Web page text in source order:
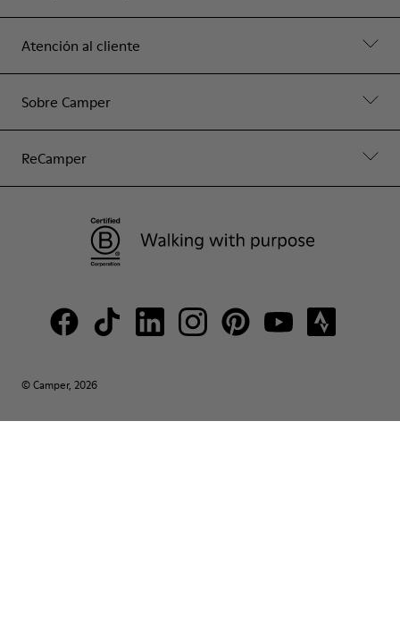
Atención al cliente
Sobre Camper
ReCamper
© Camper, 2026